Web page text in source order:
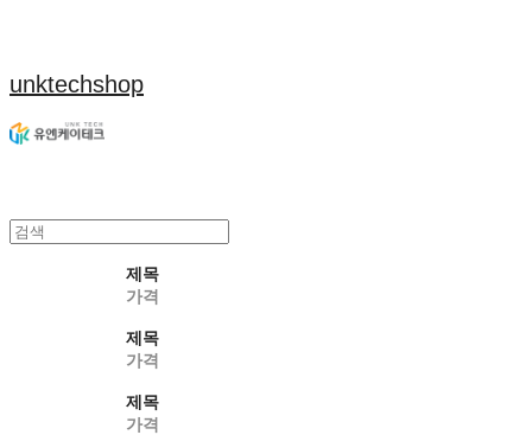
unktechshop
제목
가격
제목
가격
제목
가격